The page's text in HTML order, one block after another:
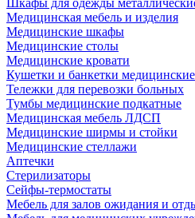
Шкафы для одежды
Медицинская мебель и изделия
Медицинские шкафы
Медицинские столы
Медицинские кровати
Кушетки и банкетки медицинские
Тележки для перевозки больных
Тумбы медицинские подкатные
Медицинская мебель ЛДСП
Медицинские ширмы и стойки
Медицинские стеллажи
Аптечки
Стерилизаторы
Сейфы-термостаты
Мебель для залов ожидания и